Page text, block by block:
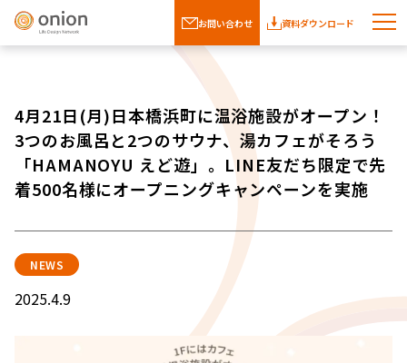
お問い合わせ 資料ダウンロード
4月21日(月)日本橋浜町に温浴施設がオープン！
3つのお風呂と2つのサウナ、湯カフェがそろう
「HAMANOYU えど遊」。LINE友だち限定で先
着500名様にオープニングキャンペーンを実施
NEWS
2025.4.9